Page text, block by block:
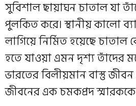
সুবিশাল ছায়াঘন চাতাল যা
পুলকিত করে। স্থানীয় কালো
লাগিয়ে নির্মিত হয়েছে চাতাল
হতে যাওয়া এমন দৃশ্য তাঁদের
ভারতের বিলীয়মান বাস্তু
জীবনের এক চমকপ্রদ